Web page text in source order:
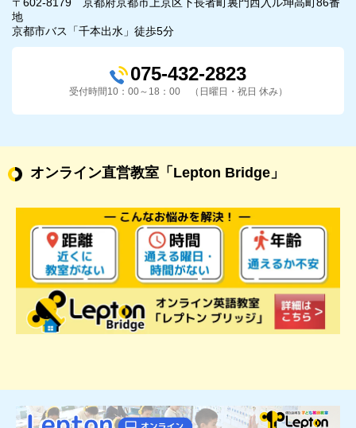
地
京都市バス「千本出水」徒歩5分
075-432-2823
受付時間10：00～18：00 （日曜日・祝日 休み）
オンライン直営教室 「Lepton Bridge」